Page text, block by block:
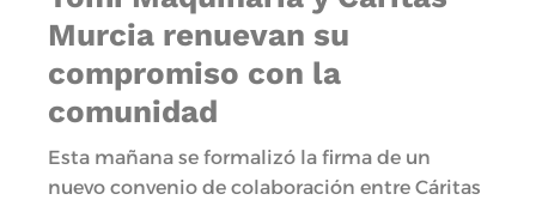
Murcia renuevan su
compromiso con la
comunidad
Esta mañana se formalizó la firma de un
nuevo convenio de colaboración entre Cáritas